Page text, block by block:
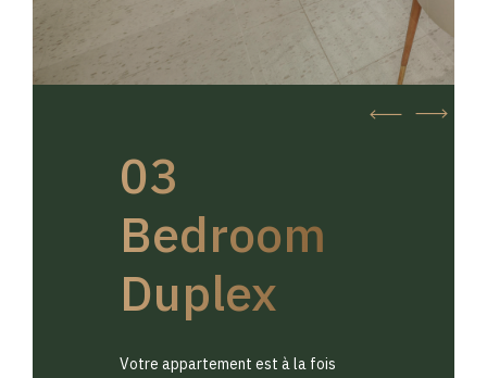
03
Bedroom
Duplex
Votre appartement est à la fois